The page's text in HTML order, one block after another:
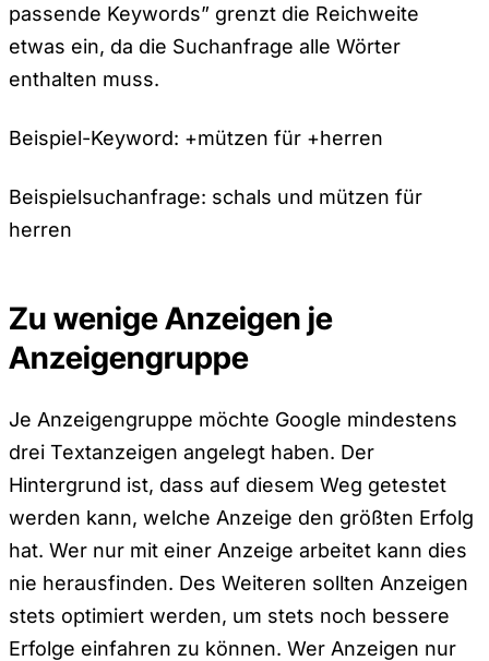
passende Keywords” grenzt die Reichweite
etwas ein, da die Suchanfrage alle Wörter
enthalten muss.
Beispiel-Keyword: +mützen für +herren
Beispielsuchanfrage: schals und mützen für
herren
Zu wenige Anzeigen je
Anzeigengruppe
Je Anzeigengruppe möchte Google mindestens
drei Textanzeigen angelegt haben. Der
Hintergrund ist, dass auf diesem Weg getestet
werden kann, welche Anzeige den größten Erfolg
hat. Wer nur mit einer Anzeige arbeitet kann dies
nie herausfinden. Des Weiteren sollten Anzeigen
stets optimiert werden, um stets noch bessere
Erfolge einfahren zu können. Wer Anzeigen nur